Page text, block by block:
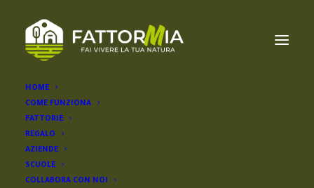
HOME
COME FUNZIONA
FATTORIE
REGALO
AZIENDE
SCUOLE
COLLABORA CON NOI